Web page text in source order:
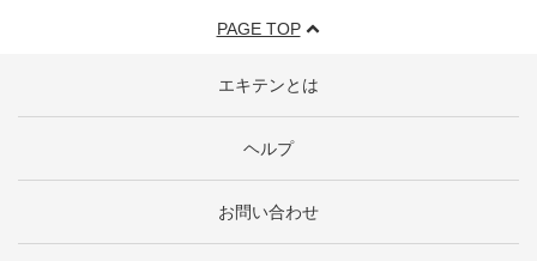
PAGE TOP
エキテンとは
ヘルプ
お問い合わせ